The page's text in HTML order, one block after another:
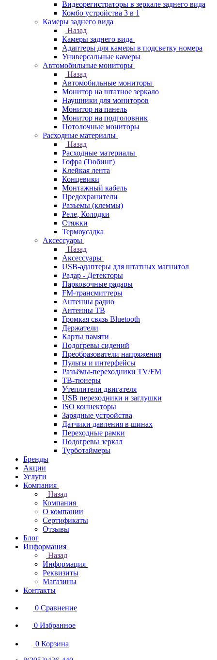
Видеорегистраторы в зеркале заднего вида
Комбо устройства 3 в 1
Камеры заднего вида
Назад
Камеры заднего вида
Адаптеры для камеры в подсветку номера
Универсальные камеры
Автомобильные мониторы
Назад
Автомобильные мониторы
Монитор на штатное зеркало
Наушники для мониторов
Монитор на панель
Монитор на подголовник
Потолочные мониторы
Расходные материалы
Назад
Расходные материалы
Гофра (Тюбинг)
Клейкая лента
Концевики
Монтажный кабель
Предохранители
Разъемы (клеммы)
Реле, Колодки
Стяжки
Термоусадка
Аксессуары
Назад
Аксессуары
USB-адаптеры для штатных магнитол
Радар - Детекторы
Парковочные радары
FM-трансмиттеры
Антенны радио
Антенны ТВ
Громкая связь Bluetooth
Держатели
Карты памяти
Подогревы сидений
Преобразователи напряжения
Пульты и интерфейсы
Разъёмы-переходники TV/FM
ТВ-тюнеры
Утеплители двигателя
USB переходники и заглушки
ISO коннекторы
Зарядные устройства
Датчики давления в шинах
Переходные рамки
Подогревы зеркал
Турботаймеры
Бренды
Акции
Услуги
Компания
Назад
Компания
О компании
Сертификаты
Отзывы
Блог
Информация
Назад
Информация
Реквизиты
Магазины
Контакты
0 Сравнение
0 Избранное
0 Корзина